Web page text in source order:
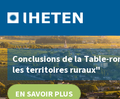
Conclusions de la Table-
les territoires ruraux"
EN SAVOIR PLUS